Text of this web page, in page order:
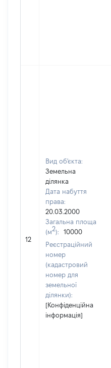
12
Вид об'єкта:
Земельна
ділянка
Дата набуття
права:
20.03.2000
Загальна площа
(м2):
10000
Реєстраційний
номер
(кадастровий
номер для
земельної
ділянки):
[Конфіденційна
інформація]